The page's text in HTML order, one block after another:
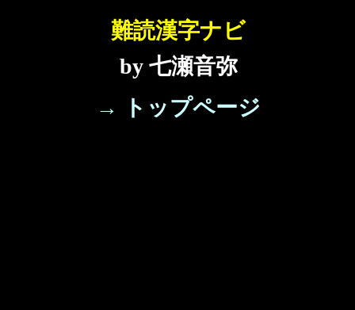
難読漢字ナビ
by 七瀬音弥
→ トップページ